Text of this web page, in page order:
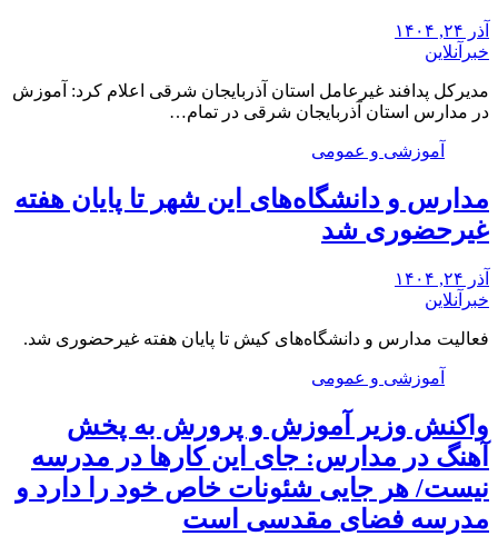
آذر ۲۴, ۱۴۰۴
خبرآنلاین
مدیرکل پدافند غیرعامل استان آذربایجان شرقی اعلام کرد: آموزش
در مدارس استان آذربایجان شرقی در تمام…
آموزشی و عمومی
مدارس و دانشگاه‌های این شهر تا پایان هفته
غیرحضوری شد
آذر ۲۴, ۱۴۰۴
خبرآنلاین
فعالیت مدارس و دانشگاه‌های کیش تا پایان هفته غیرحضوری شد.
آموزشی و عمومی
واکنش وزیر آموزش و پرورش به پخش
آهنگ در مدارس: جای این کارها در مدرسه
نیست/ هر جایی شئونات خاص خود را دارد و
مدرسه فضای مقدسی است